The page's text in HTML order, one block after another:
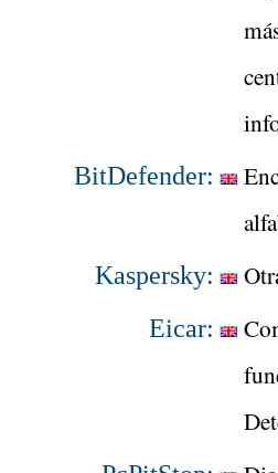
BitDefender:
Kaspersky:
Eicar: